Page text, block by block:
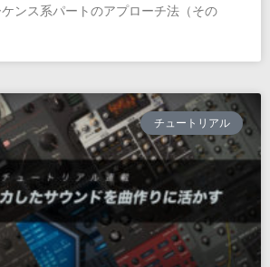
ンス系パートのアプローチ法（その
チュートリアル